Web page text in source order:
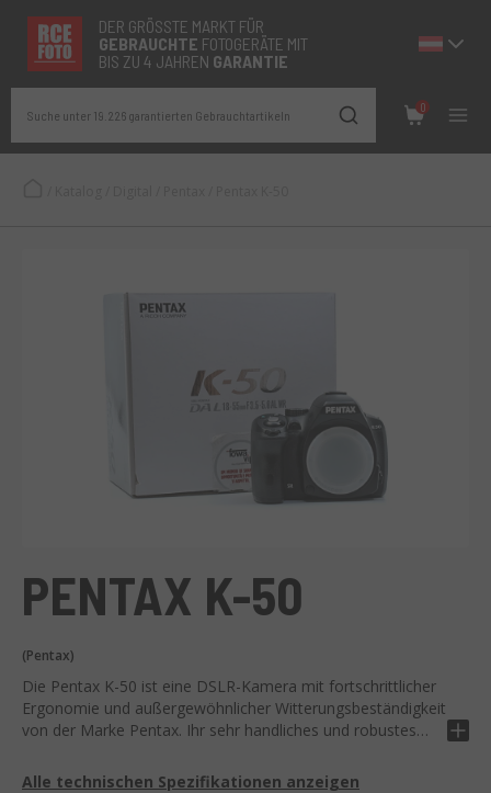
DER GRÖSSTE MARKT FÜR
GEBRAUCHTE FOTOGERÄTE MIT
BIS ZU 4 JAHREN GARANTIE
Suche unter 19.226 garantierten Gebrauchtartikeln
0
PENTAX K-50
(Pentax)
Die Pentax K-50 ist eine DSLR-Kamera mit fortschrittlicher
Ergonomie und außergewöhnlicher Witterungsbeständigkeit
von der Marke Pentax. Ihr sehr handliches und robustes
Fotografen, die Qualität und Zuverlässigkeit benötigen.
Alle technischen Spezifikationen anzeigen